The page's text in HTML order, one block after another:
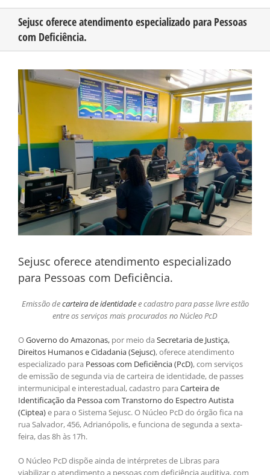
CONHEÇA O AMAZONAS
PUBLICIDADE
CONTATO
Sejusc oferece atendimento especializado para Pessoas
com Deficiência.
View
Larger
Image
Sejusc oferece atendimento especializado
para Pessoas com Deficiência.
Emissão decarteira de identidadee cadastro para passe livre estão
entre os serviços mais procurados no Núcleo PcD
OGoverno do Amazonas, por meio da Secretaria de Justiça,
Direitos Humanos e Cidadania (Sejusc), oferece atendimento
especializado para Pessoas com Deficiência (PcD), com serviços
de emissão de segunda via de carteira de identidade, de passes
intermunicipal e interestadual, cadastro para Carteira de
Identificação da Pessoa com Transtorno do Espectro Autista
(Ciptea)e para o Sistema Sejusc. O Núcleo PcD do órgão fica na
rua Salvador, 456, Adrianópolis, e funciona de segunda a sexta-
feira, das 8h às 17h.
O Núcleo PcD dispõe ainda de intérpretes de Libras para